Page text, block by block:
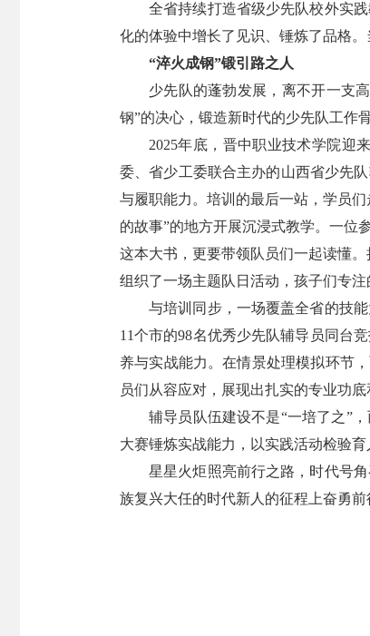
全省持续打造省级少先队校外实
化的体验中增长了见识、锤炼了品格
“淬火成钢”锻引路之人
少先队的蓬勃发展，离不开一支
钢”的决心，锻造新时代的少先队工作骨
2025年底，晋中职业技术学院迎
委、省少工委联合主办的山西省少先
与履职能力。培训的最后一站，学员
的故事”的地方开展沉浸式教学。一位
这本大书，更要带领队员们一起读懂
组织了一场主题队日活动，孩子们专
与培训同步，一场覆盖全省的技
11个市的98名优秀少先队辅导员同台
养与实战能力。在情景处理模拟环节
员们从容应对，展现出扎实的专业功底
辅导员队伍建设不是“一培了之”
大赛锤炼实战能力，以实践活动检验
星星火炬照亮前行之路，时代号
族复兴大任的时代新人的征程上奋勇